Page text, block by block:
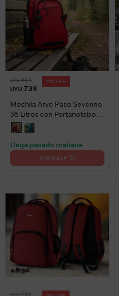
UYU 739
UYU864 14
Mochila Arye Paso Severino
36 Litros con Portanotebook
- Rojo
Llega pasado mañana
UYU792